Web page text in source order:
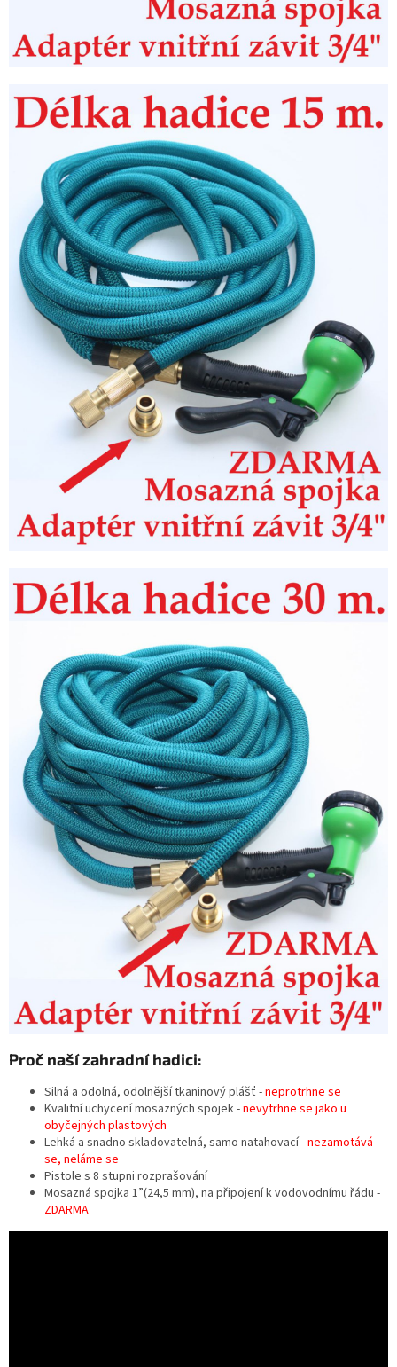
Proč naší zahradní hadici:
Silná a odolná, odolnější tkaninový plášť -neprotrhne se
Kvalitní uchycení mosazných spojek -nevytrhne se jako u
obyčejných plastových
Lehká a snadno skladovatelná, samo natahovací -nezamotává
se, neláme se
Pistole s 8 stupni rozprašování
Mosazná spojka 1”(24,5 mm), na připojení k vodovodnímu řádu -
ZDARMA